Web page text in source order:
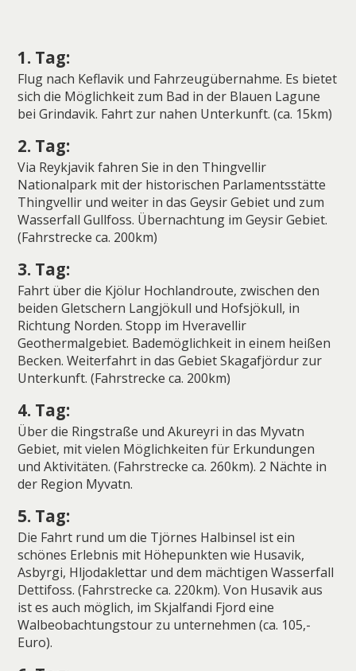
1. Tag:
Flug nach Keflavik und Fahrzeugübernahme. Es bietet
sich die Möglichkeit zum Bad in der Blauen Lagune
bei Grindavik. Fahrt zur nahen Unterkunft. (ca. 15km)
2. Tag:
Via Reykjavik fahren Sie in den Thingvellir
Nationalpark mit der historischen Parlamentsstätte
Thingvellir und weiter in das Geysir Gebiet und zum
Wasserfall Gullfoss. Übernachtung im Geysir Gebiet.
(Fahrstrecke ca. 200km)
3. Tag:
Fahrt über die Kjölur Hochlandroute, zwischen den
beiden Gletschern Langjökull und Hofsjökull, in
Richtung Norden. Stopp im Hveravellir
Geothermalgebiet. Bademöglichkeit in einem heißen
Becken. Weiterfahrt in das Gebiet Skagafjördur zur
Unterkunft. (Fahrstrecke ca. 200km)
4. Tag:
Über die Ringstraße und Akureyri in das Myvatn
Gebiet, mit vielen Möglichkeiten für Erkundungen
und Aktivitäten. (Fahrstrecke ca. 260km). 2 Nächte in
der Region Myvatn.
5. Tag:
Die Fahrt rund um die Tjörnes Halbinsel ist ein
schönes Erlebnis mit Höhepunkten wie Husavik,
Asbyrgi, Hljodaklettar und dem mächtigen Wasserfall
Dettifoss. (Fahrstrecke ca. 220km). Von Husavik aus
ist es auch möglich, im Skjalfandi Fjord eine
Walbeobachtungstour zu unternehmen (ca. 105,-
Euro).